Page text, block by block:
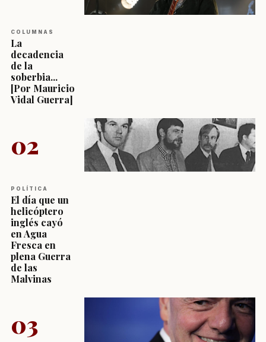
COLUMNAS
La
decadencia
de la
soberbia...
[Por Mauricio
Vidal Guerra]
02
POLÍTICA
El día que un
helicóptero
inglés cayó
en Agua
Fresca en
plena Guerra
de las
Malvinas
03